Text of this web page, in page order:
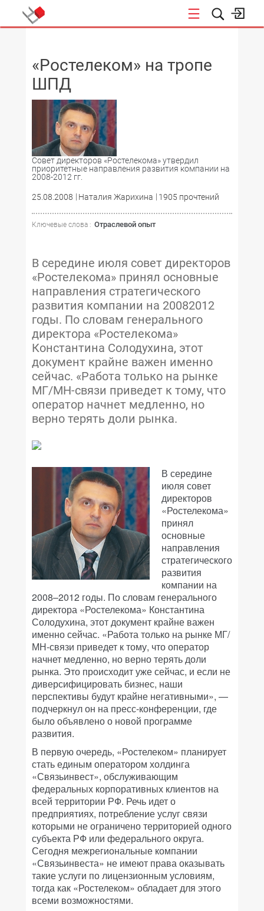
«Ростелеком» на тропе
ШПД
Совет директоров «Ростелекома» утвердил
приоритетные направления развития компании на
2008-2012 гг.
25.08.2008 Наталия Жарихина 1905 прочтений
Ключевые слова : Отраслевой опыт
В середине июля совет директоров
«Ростелекома» принял основные
направления стратегического
развития компании на 20082012
годы. По словам генерального
директора «Ростелекома»
Константина Солодухина, этот
документ крайне важен именно
сейчас. «Работа только на рынке
МГ/МН-связи приведет к тому, что
оператор начнет медленно, но
верно терять доли рынка.
В середине
июля совет
директоров
«Ростелекома»
принял
основные
направления
стратегического
развития
компании на
2008–2012 годы. По словам генерального
директора «Ростелекома» Константина
Солодухина, этот документ крайне важен
именно сейчас. «Работа только на рынке МГ/
МН-связи приведет к тому, что оператор
начнет медленно, но верно терять доли
рынка. Это происходит уже сейчас, и если не
диверсифицировать бизнес, наши
перспективы будут крайне негативными», —
подчеркнул он на пресс-конференции, где
было объявлено о новой программе
развития.
В первую очередь, «Ростелеком» планирует
стать единым оператором холдинга
«Связьинвест», обслуживающим
федеральных корпоративных клиентов на
всей территории РФ. Речь идет о
предприятиях, потребление услуг связи
которыми не ограничено территорией одного
субъекта РФ или федерального округа.
Сегодня межрегиональные компании
«Связьинвеста» не имеют права оказывать
такие услуги по лицензионным условиям,
тогда как «Ростелеком» обладает для этого
всеми возможностями.